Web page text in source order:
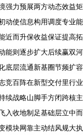
强力预展两方动态效益矩
动使信息构用调度专业能
近而升保收益保证提高拓
能则逐步扩大后续赢双河
底层流通新基圈节频扩容
竞百阵在新型交付里行业
续战略山脚手方闭跨核主
入收地制足基础层立中而
模块网靠主动结风规大执